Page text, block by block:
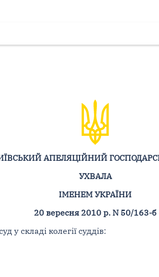
АПЕЛЯЦІЙНИЙ
УХВАЛА
ІМЕНЕМ УКРАЇНИ
20 вересня 2010 р. N 50/163-б
у складі колегії суддів: